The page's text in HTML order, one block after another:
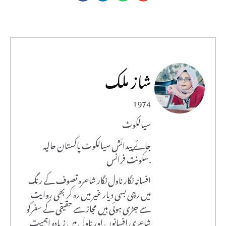
شاز ملک
1974
سیالکوٹ
جائے پیدائش سیالکوٹ پاکستان حالیہ
سکونت فرانس.
افسانہ نگار ناول نگار شاعرہ تصوف کے رنگ
میں رچی بسی دیار غیر میں رہ کر بھی روایت
سے جڑی ہوئی ہیں مجاز سے حقیقی کے سفرکو
شاعری افسانوں اور ناول میں زیادہ اہمیت